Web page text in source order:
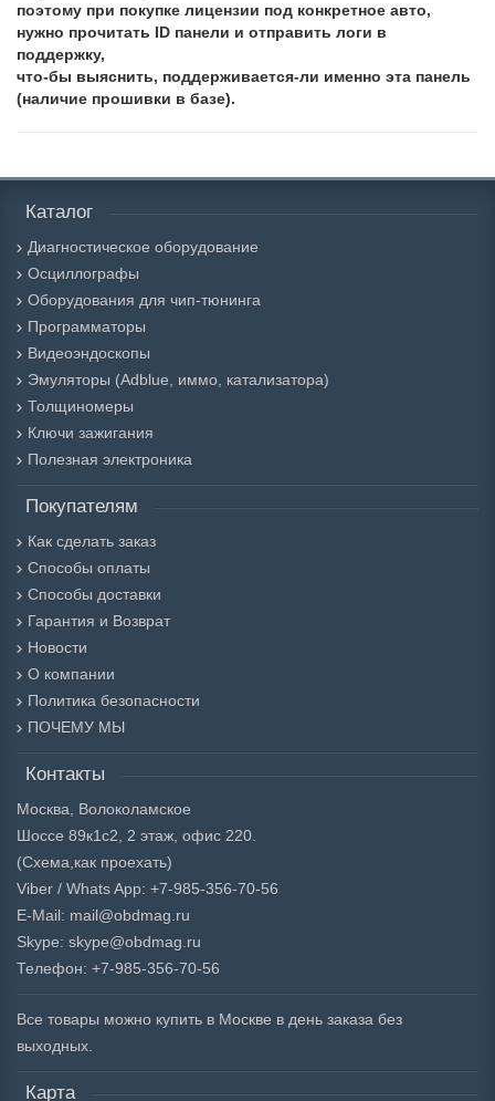
поэтому при покупке лицензии под конкретное авто,
нужно прочитать ID панели и отправить логи в
поддержку,
что-бы выяснить, поддерживается-ли именно эта панель
(наличие прошивки в базе).
Каталог
Диагностическое оборудование
Осциллографы
Оборудования для чип-тюнинга
Программаторы
Видеоэндоскопы
Эмуляторы (Adblue, иммо, катализатора)
Толщиномеры
Ключи зажигания
Полезная электроника
Покупателям
Как сделать заказ
Способы оплаты
Способы доставки
Гарантия и Возврат
Новости
О компании
Политика безопасности
ПОЧЕМУ МЫ
Контакты
Москва, Волоколамское
Шоссе 89к1с2, 2 этаж, офис 220.
(Схема,как проехать)
Viber / Whats App: +7-985-356-70-56
E-Mail: mail@obdmag.ru
Skype: skype@obdmag.ru
Телефон: +7-985-356-70-56
Все товары можно купить в Москве в день заказа без
выходных.
Карта